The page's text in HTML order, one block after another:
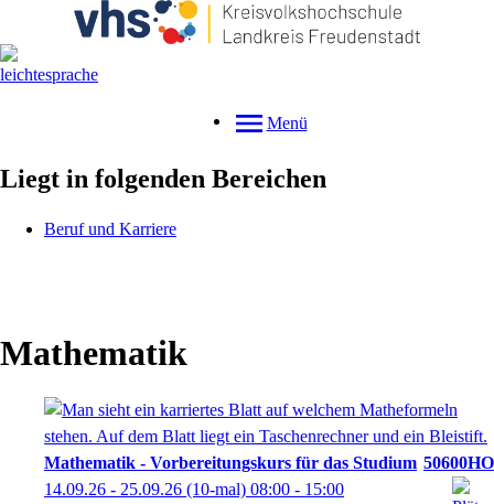
Menü
Liegt in folgenden Bereichen
Beruf und Karriere
Mathematik
Mathematik - Vorbereitungskurs für das Studium 50600HO
14.09.26 - 25.09.26 (10-mal) 08:00 - 15:00